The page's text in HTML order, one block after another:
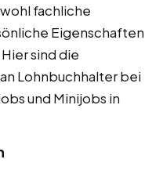
fachliche
Eigenschaften
sind die
Lohnbuchhalter bei
und Minijobs in